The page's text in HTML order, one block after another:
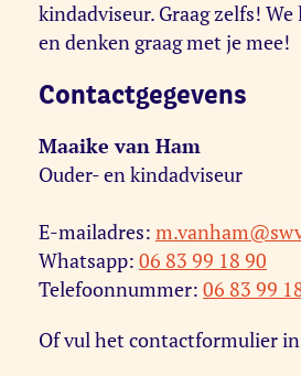
kindadviseur. Graag zelfs!
en denken graag met je mee!
Contactgegevens
Maaike van Ham
Ouder- en kindadviseur
E-mailadres:
Whatsapp: 06 83 99 18 90
Telefoonnummer: 06 83 99
Of vul het contactformulier